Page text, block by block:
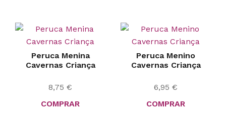
Peruca Menina
Cavernas Criança
8,75 €
COMPRAR
Peruca Menino
Cavernas Criança
6,95 €
COMPRAR